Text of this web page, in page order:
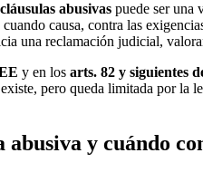
abusivas puede ser una
causa, contra las
una reclamación judicial,
y en los arts. 82 y siguientes
pero queda limitada por
abusiva y cuándo